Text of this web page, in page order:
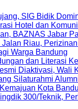
SIG Bidik
Hotel dan
BAZNAS Jabar
Riau,
Warga Bandung
dan Literasi
Diaktivasi, Wali
Silaturahmi
Kota
300/Teknik,